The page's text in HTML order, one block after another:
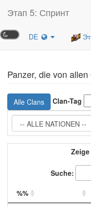
Этап 5: Спринт
DE
Panzer, die von
Alle Clans Clan-Tag
Zeige
Suche:
%%